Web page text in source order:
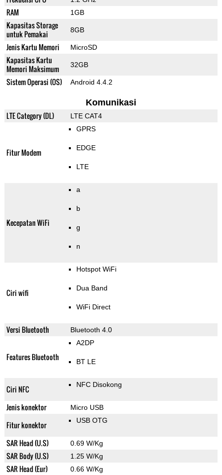
RAM 1GB
Kapasitas Storage
untuk Pemakai
8GB
Jenis Kartu Memori MicroSD
Kapasitas Kartu
Memori Maksimum
32GB
Sistem Operasi (OS) Android 4.4.2
Komunikasi
LTE Category (DL) LTE CAT4
Fitur Modem
GPRS
EDGE
LTE
Kecepatan WiFi
a
b
g
n
Ciri wifi
Hotspot WiFi
Dua Band
WiFi Direct
Versi Bluetooth Bluetooth 4.0
Features Bluetooth
A2DP
BT LE
Ciri NFC NFC Disokong
Jenis konektor Micro USB
Fitur konektor USB OTG
SAR Head (U.S) 0.69 W/Kg
SAR Body (U.S) 1.25 W/Kg
SAR Head (Eur) 0.66 W/Kg